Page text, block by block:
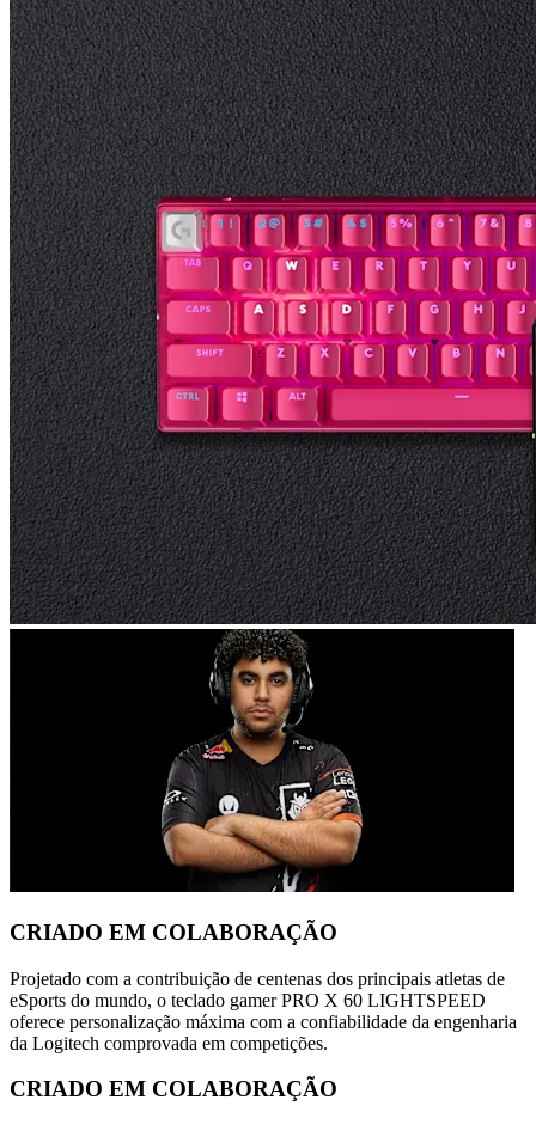
CRIADO EM COLABORAÇÃO
Projetado com a contribuição de centenas dos principais atletas de
eSports do mundo, o teclado gamer PRO X 60 LIGHTSPEED
oferece personalização máxima com a confiabilidade da engenharia
da Logitech comprovada em competições.
CRIADO EM COLABORAÇÃO